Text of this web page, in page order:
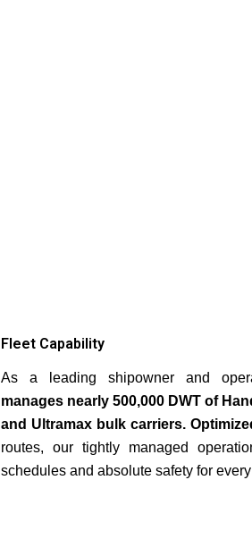
Fleet Capability
As a leading shipowner and
manages nearly 500,000 DWT of
and Ultramax bulk carriers.
routes, our tightly managed
schedules and absolute safety for